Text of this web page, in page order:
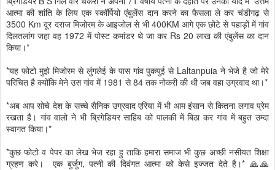
आत्मा की शांति के लिय एक स्कॉर्पियो एंबुलेंस दान करने का फैसला ले कर चंडीगढ़ से
3500 Km दूर दराज मिजोरम के आइजोल से भी 400KM आगे एक छोटे से पहाड़ों में गांव
दिलतलांग जहा वह 1972 में पोस्ट कमांडर थे जा कर Rs 20 लाख की एंबुलेंस का दान
किया।*
*यह फोटो मुझे मिजोरम से लुंगलेई के पास गांव पुकपुई से Laltanpuia ने भेजे है जो मेरे
परिचित है क्योंकि मेने उस गांव में 1981 से 84 तक नोकरी की थी जब वहा उग्रवाद था।*
*अब आप सोचे देश के सच्चे सैनिक उग्रवाद एरिया में भी आम इंसान से कितना लगाव प्रेम
रखता है। गांव वालो ने भी ब्रिगेडियर साहिब को पालकी में बिठा कर गांव में बहुत उम्दा
स्वागत किया।*
*कुछ फोटो व पेपर का लेख भेज रहा हु ताकि हमारा समाज भी कुछ अच्छी नसीयत शिक्षा
ग्रहण करे। एक बुर्जुग, पत्नी की दिवंगत आत्मा को केसे इज्जत देते है।* 🙏🙏